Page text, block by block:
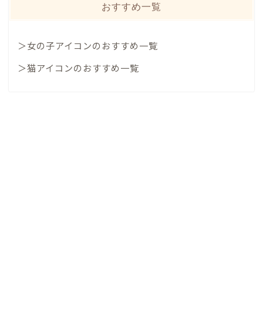
おすすめ一覧
＞女の子アイコンのおすすめ一覧
＞猫アイコンのおすすめ一覧